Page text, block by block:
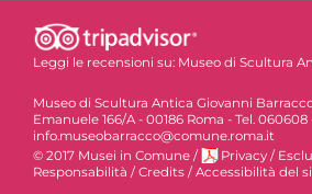
Leggi le recensioni su: Museo di Scultura
Museo di Scultura Antica Giovanni
Emanuele 166/A - 00186 Roma - Tel. 060608
info.museobarracco@comune.roma.it
© 2017 Musei in Comune / Privacy /
Responsabilità / Credits / Accessibilità del